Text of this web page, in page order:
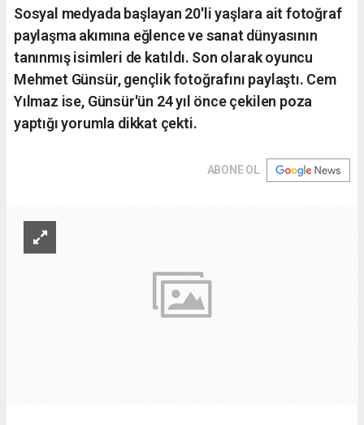
Sosyal medyada başlayan 20'li yaşlara ait fotoğraf
paylaşma akımına eğlence ve sanat dünyasının
tanınmış isimleri de katıldı. Son olarak oyuncu
Mehmet Günsür, gençlik fotoğrafını paylaştı. Cem
Yılmaz ise, Günsür'ün 24 yıl önce çekilen poza
yaptığı yorumla dikkat çekti.
ABONE OL